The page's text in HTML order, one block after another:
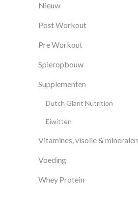
Nieuw
Post Workout
Pre Workout
Spieropbouw
Supplementen
Dutch Giant Nutrition
Eiwitten
Vitamines, visolie & mineralen
Voeding
Whey Protein